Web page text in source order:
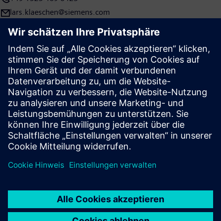
börsengelisteten Siemens Energy, einem der weltweit
führenden Unternehmen in der Energieübertragung und -
erzeugung. Im Geschäftsjahr 2020, das am 30. September 2020
endete, erzielte der Siemens-Konzern einen Umsatz von 57,1
Milliarden Euro und einen Gewinn nach Steuern von 4,2
Milliarden Euro. Zum 30.09.2020 hatte das Unternehmen
weltweit rund 293.000 Beschäftigte. Weitere Informationen
finden Sie im Internet unter www.siemens.com.
lars.klaeschen@siemens.com
Presse | Unternehmen | Siemens
© Siemens 1996 – 2026
Impressum
Datenschutz
Cookie Richtlinien
Digitales Zertifikat